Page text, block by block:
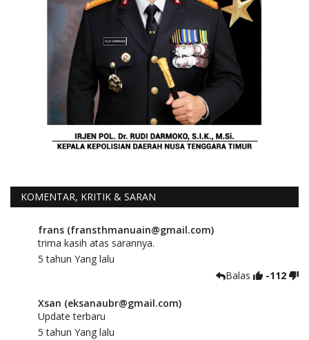
KOMENTAR, KRITIK & SARAN
frans (fransthmanuain@gmail.com)
trima kasih atas sarannya.
5 tahun Yang lalu
Balas
-112
Xsan (eksanaubr@gmail.com)
Update terbaru
5 tahun Yang lalu